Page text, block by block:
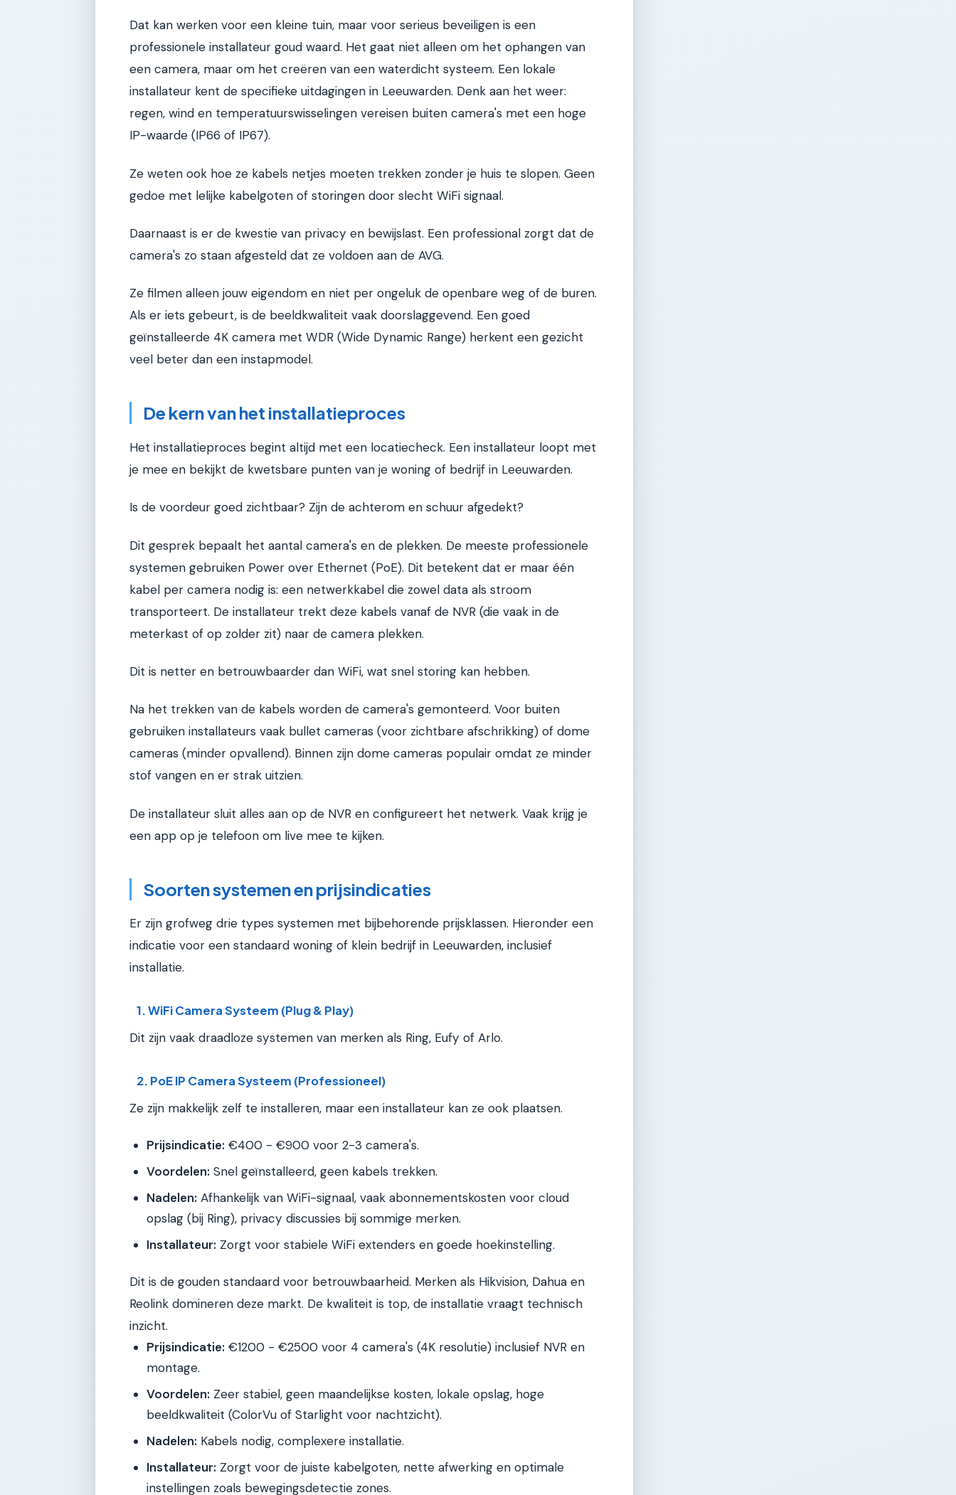
Dat kan werken voor een kleine tuin, maar voor serieus beveiligen is een
professionele installateur goud waard. Het gaat niet alleen om het ophangen van
een camera, maar om het creëren van een waterdicht systeem. Een lokale
installateur kent de specifieke uitdagingen in Leeuwarden. Denk aan het weer:
regen, wind en temperatuurswisselingen vereisen buiten camera's met een hoge
IP-waarde (IP66 of IP67).
Ze weten ook hoe ze kabels netjes moeten trekken zonder je huis te slopen. Geen
gedoe met lelijke kabelgoten of storingen door slecht WiFi signaal.
Daarnaast is er de kwestie van privacy en bewijslast. Een professional zorgt dat de
camera's zo staan afgesteld dat ze voldoen aan de AVG.
Ze filmen alleen jouw eigendom en niet per ongeluk de openbare weg of de buren.
Als er iets gebeurt, is de beeldkwaliteit vaak doorslaggevend. Een goed
geïnstalleerde 4K camera met WDR (Wide Dynamic Range) herkent een gezicht
veel beter dan een instapmodel.
De kern van het installatieproces
Het installatieproces begint altijd met een locatiecheck. Een installateur loopt met
je mee en bekijkt de kwetsbare punten van je woning of bedrijf in Leeuwarden.
Is de voordeur goed zichtbaar? Zijn de achterom en schuur afgedekt?
Dit gesprek bepaalt het aantal camera's en de plekken. De meeste professionele
systemen gebruiken Power over Ethernet (PoE). Dit betekent dat er maar één
kabel per camera nodig is: een netwerkkabel die zowel data als stroom
transporteert. De installateur trekt deze kabels vanaf de NVR (die vaak in de
meterkast of op zolder zit) naar de camera plekken.
Dit is netter en betrouwbaarder dan WiFi, wat snel storing kan hebben.
Na het trekken van de kabels worden de camera's gemonteerd. Voor buiten
gebruiken installateurs vaak bullet cameras (voor zichtbare afschrikking) of dome
cameras (minder opvallend). Binnen zijn dome cameras populair omdat ze minder
stof vangen en er strak uitzien.
De installateur sluit alles aan op de NVR en configureert het netwerk. Vaak krijg je
een app op je telefoon om live mee te kijken.
Soorten systemen en prijsindicaties
Er zijn grofweg drie types systemen met bijbehorende prijsklassen. Hieronder een
indicatie voor een standaard woning of klein bedrijf in Leeuwarden, inclusief
installatie.
1. WiFi Camera Systeem (Plug & Play)
Dit zijn vaak draadloze systemen van merken als Ring, Eufy of Arlo.
2. PoE IP Camera Systeem (Professioneel)
Ze zijn makkelijk zelf te installeren, maar een installateur kan ze ook plaatsen.
Prijsindicatie: €400 - €900 voor 2-3 camera's.
Voordelen: Snel geïnstalleerd, geen kabels trekken.
Nadelen: Afhankelijk van WiFi-signaal, vaak abonnementskosten voor cloud
opslag (bij Ring), privacy discussies bij sommige merken.
Installateur: Zorgt voor stabiele WiFi extenders en goede hoekinstelling.
Dit is de gouden standaard voor betrouwbaarheid. Merken als Hikvision, Dahua en
Reolink domineren deze markt. De kwaliteit is top, de installatie vraagt technisch
inzicht.
Prijsindicatie: €1200 - €2500 voor 4 camera's (4K resolutie) inclusief NVR en
montage.
Voordelen: Zeer stabiel, geen maandelijkse kosten, lokale opslag, hoge
beeldkwaliteit (ColorVu of Starlight voor nachtzicht).
Nadelen: Kabels nodig, complexere installatie.
Installateur: Zorgt voor de juiste kabelgoten, nette afwerking en optimale
instellingen zoals bewegingsdetectie zones.